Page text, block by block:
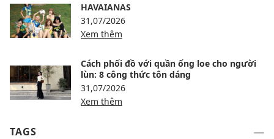
HAVAIANAS
31,07/2026
Xem thêm
Cách phối đồ với quần ống loe cho người
lùn: 8 công thức tôn dáng
31,07/2026
Xem thêm
TAGS